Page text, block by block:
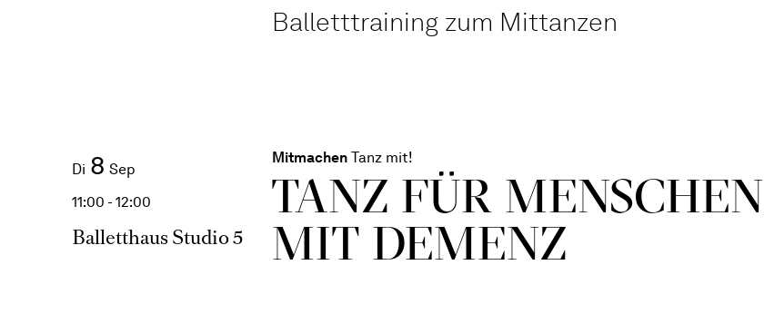
Balletttraining zum Mittanzen
Di 8 Sep
11:00 - 12:00
Balletthaus Studio 5
Mitmachen Tanz mit!
TANZ FÜR MENSCHEN
MIT DEMENZ